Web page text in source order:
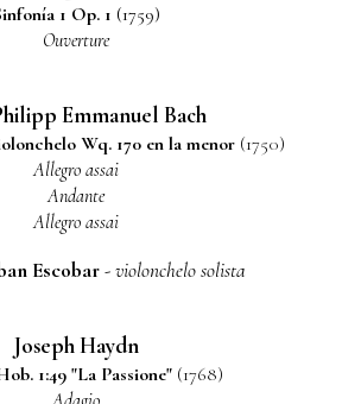
1 Op. 1 (1759)
Ouverture
Emmanuel Bach
Wq. 170 en la menor (1750)
Allegro assai
Andante
Allegro assai
Escobar- violonchelo solista
Joseph Haydn
1:49 "La Passione" (1768)